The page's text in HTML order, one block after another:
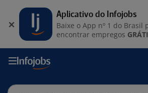
Aplicativo do Infojobs
Baixe o App nº 1 do Brasil
encontrar empregos